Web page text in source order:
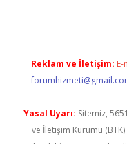
Reklam ve İletişim: E-
Yasal Uyarı: Sitemiz,
ve İletişim Kurumu (BTK)